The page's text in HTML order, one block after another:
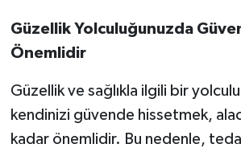
Güzellik Yolculuğunuzda
Önemlidir
Güzellik ve sağlıkla ilgili bir
kendinizi güvende hissetmek,
kadar önemlidir. Bu nedenle,